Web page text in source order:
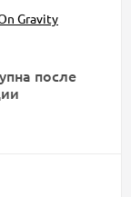
Gravity
после